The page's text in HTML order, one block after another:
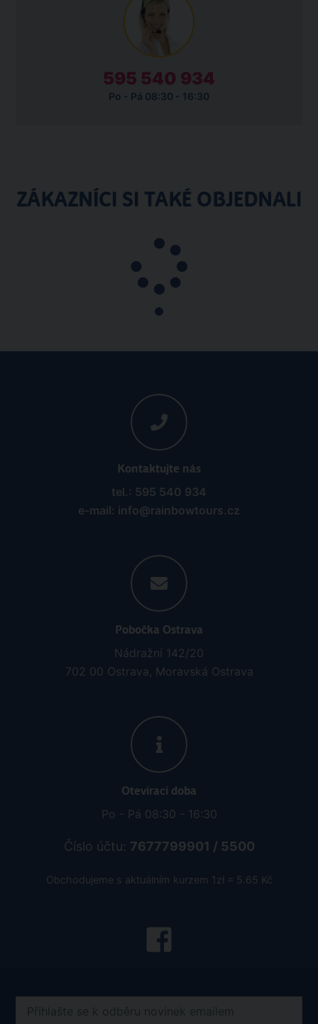
595 540 934
Po - Pá 08:30 - 16:30
ZÁKAZNÍCI SI TAKÉ OBJEDNALI
Kontaktujte nás
tel.: 595 540 934
e-mail: info@rainbowtours.cz
Pobočka Ostrava
Nádražní 142/20
702 00 Ostrava, Moravská Ostrava
Otevírací doba
Po - Pá 08:30 - 16:30
Číslo účtu: 7677799901 / 5500
Obchodujeme s aktuálním kurzem 1zł = 5.65 Kč